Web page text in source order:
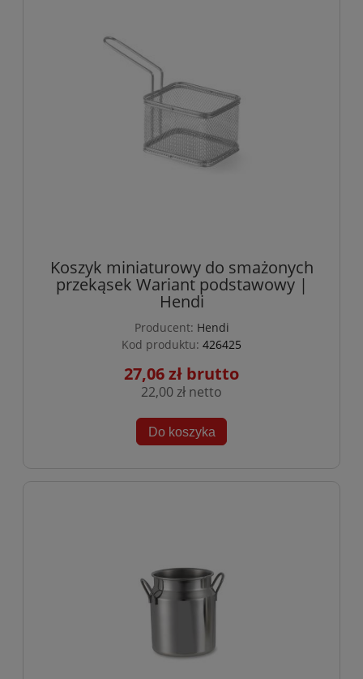
Koszyk miniaturowy do smażonych
przekąsek Wariant podstawowy |
Hendi
Producent: Hendi
Kod produktu: 426425
27,06 zł
22,00 zł
Do koszyka